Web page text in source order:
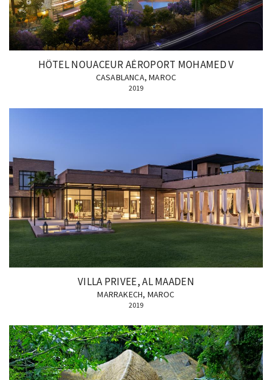
HÔTEL NOUACEUR AÉROPORT MOHAMED V
CASABLANCA, MAROC
2019
VILLA PRIVEE, AL MAADEN
MARRAKECH, MAROC
2019